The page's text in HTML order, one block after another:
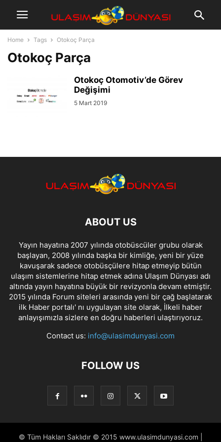
Home Tags Otokoç Parça
Otokoç Parça
Otokoç Otomotiv’de Görev
Değişimi
5 Mart 2019
ABOUT US
Yayın hayatına 2007 yılında otobüscüler grubu olarak
başlayan, 2008 yılında başka bir kimliğe, yeni bir yüze
kavuşarak sadece otobüsçülere hitap etmeyip bütün
ulaşım sistemlerine hitap etmek adına Ulaşım Dünyası adı
altında yayın hayatına büyük bir revizyonla devam etmiştir.
2015 yılında Forum siteleri arasında yeni bir çağ başlatarak
ilk Haber portalı' nı uygulayan site olarak, İlkeli haber
anlayışımızla sizlere en doğru haberleri ulaştırıyoruz.
Contact us: info@ulasimdunyasi.com
FOLLOW US
© Tüm Hakları Saklıdır © 2015 www.ulasimdunyasi.com |